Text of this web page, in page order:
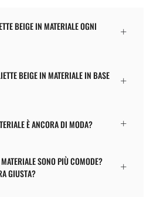
BEIGE IN MATERIALE OGNI
BEIGE IN MATERIALE IN BASE
È ANCORA DI MODA?
SONO PIÙ COMODE?
GIUSTA?